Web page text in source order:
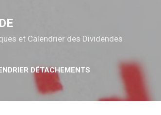
et Calendrier des Dividendes
DÉTACHEMENTS